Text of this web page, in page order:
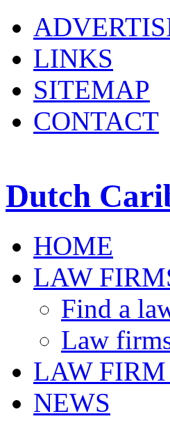
LINKS
SITEMAP
CONTACT
Dutch
HOME
LAW
Find a
Law
LAW
NEWS